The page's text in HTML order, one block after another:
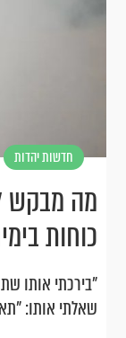
חדשות יהדות
מה מבקש
כוחות
"בירכתי אותו
שאלתי אותו: